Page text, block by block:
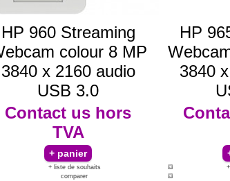
HP 960 Streaming
colour 8 MP
3840 x 2160 audio
USB 3.0
Contact us hors
TVA
+ liste de souhaits
comparer
HP
3840